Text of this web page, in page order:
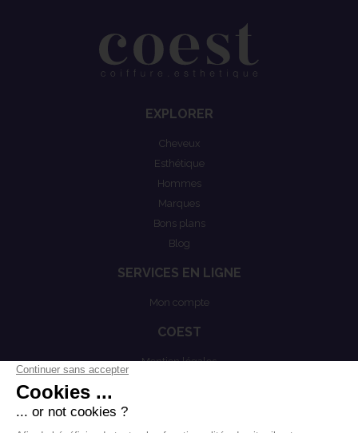
EXPLORER
Cheveux
Esthétique
Hommes
Marques
Bons plans
Blog
SERVICES EN LIGNE
Mon compte
COEST
Mention légales